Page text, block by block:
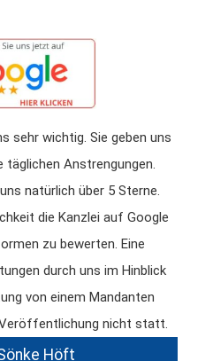
sehr wichtig. Sie geben uns
täglichen Anstrengungen.
natürlich über 5 Sterne.
die Kanzlei auf Google
zu bewerten. Eine
durch uns im Hinblick
von einem Mandanten
nicht statt.
Höft